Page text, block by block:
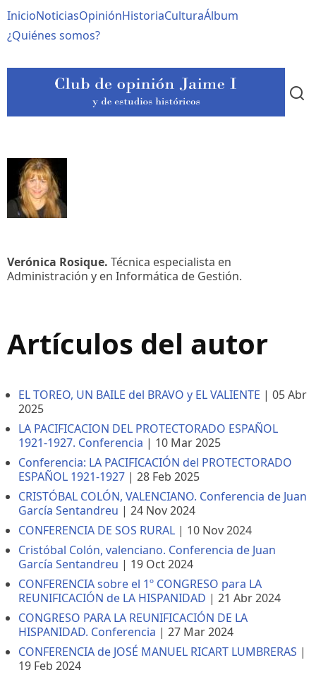
al
contenido
Navegación
principal
InicioNoticiasOpiniónHistoriaCulturaÁlbum
¿Quiénes somos?
Verónica Rosique. Técnica especialista en
Administración y en Informática de Gestión.
Artículos del autor
EL TOREO, UN BAILE del BRAVO y EL VALIENTE | 05 Abr
2025
LA PACIFICACION DEL PROTECTORADO ESPAÑOL
1921-1927. Conferencia | 10 Mar 2025
Conferencia: LA PACIFICACIÓN del PROTECTORADO
ESPAÑOL 1921-1927 | 28 Feb 2025
CRISTÓBAL COLÓN, VALENCIANO. Conferencia de Juan
García Sentandreu | 24 Nov 2024
CONFERENCIA DE SOS RURAL | 10 Nov 2024
Cristóbal Colón, valenciano. Conferencia de Juan
García Sentandreu | 19 Oct 2024
CONFERENCIA sobre el 1º CONGRESO para LA
REUNIFICACIÓN de LA HISPANIDAD | 21 Abr 2024
CONGRESO PARA LA REUNIFICACIÓN DE LA
HISPANIDAD. Conferencia | 27 Mar 2024
CONFERENCIA de JOSÉ MANUEL RICART LUMBRERAS |
19 Feb 2024